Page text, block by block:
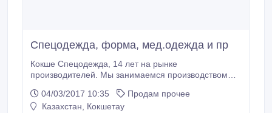
Спецодежда, форма, мед.одежда и пр
Кокше Спецодежда, 14 лет на рынке
производителей. Мы занимаемся производством
одежды, одеждой для сфер услуг, формой для
поваров/официантов, униформой для охранных
04/03/2017 10:35
Продам прочее
Казахстан, Кокшетау